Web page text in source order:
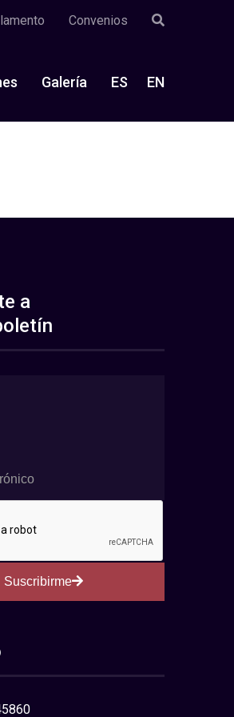
Convenios
Galería ES EN
a
Suscribirme